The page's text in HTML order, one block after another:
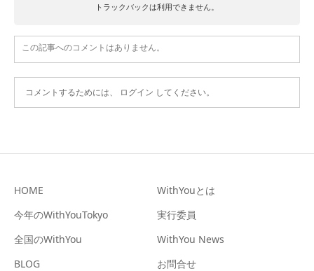
トラックバックは利用できません。
この記事へのコメントはありません。
コメントするためには、 ログイン してください。
HOME
WithYouとは
今年のWithYouTokyo
実行委員
全国のWithYou
WithYou News
BLOG
お問合せ